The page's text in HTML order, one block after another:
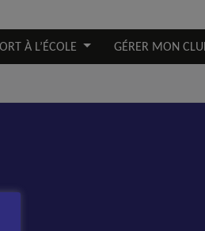
À L’ÉCOLE GÉRER MON